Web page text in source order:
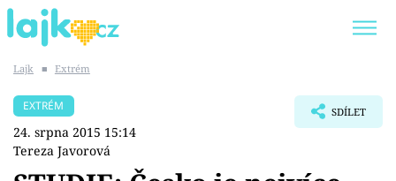
SHOPAHOLICADEL
Lajk ■ Extrém
EXTRÉM
24. srpna 2015 15:14
Tereza Javorová
SDÍLET